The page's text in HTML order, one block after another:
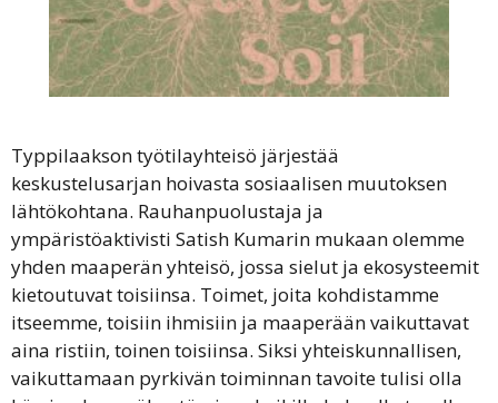
Typpilaakson työtilayhteisö järjestää
keskustelusarjan hoivasta sosiaalisen muutoksen
lähtökohtana. Rauhanpuolustaja ja
ympäristöaktivisti Satish Kumarin mukaan olemme
yhden maaperän yhteisö, jossa sielut ja ekosysteemit
kietoutuvat toisiinsa. Toimet, joita kohdistamme
itseemme, toisiin ihmisiin ja maaperään vaikuttavat
aina ristiin, toinen toisiinsa. Siksi yhteiskunnallisen,
vaikuttamaan pyrkivän toiminnan tavoite tulisi olla